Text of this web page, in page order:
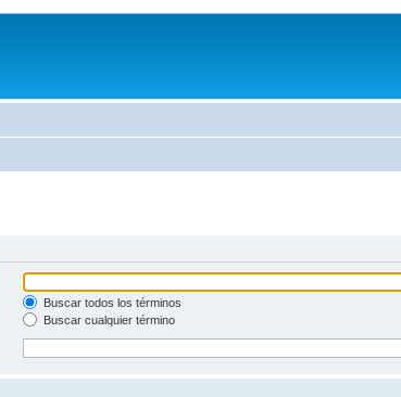
Buscar todos los términos
Buscar cualquier término